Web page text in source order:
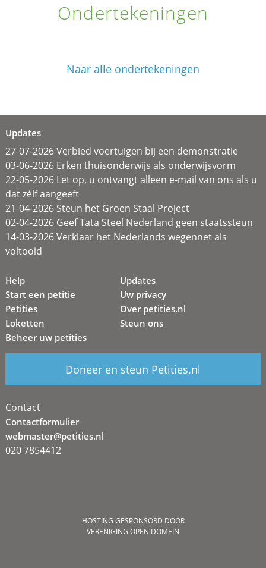
Ondertekeningen
Naar alle ondertekeningen
Updates
27-07-2026 Verbied voertuigen bij een demonstratie
03-06-2026 Erken thuisonderwijs als onderwijsvorm
22-05-2026 Let op, u ontvangt alleen e-mail van ons als u
dat zélf aangeeft
21-04-2026 Steun het Groen Staal Project
02-04-2026 Geef Tata Steel Nederland geen staatssteun
14-03-2026 Verklaar het Nederlands wegennet als
voltooid
Help
Start een petitie
Petities
Loketten
Beheer uw petities
Updates
Uw privacy
Over petities.nl
Steun ons
Doneer en steun Petities.nl
Contact
Contactformulier
webmaster@petities.nl
020 7854412
HOSTING GESPONSORD DOOR
VERENIGING OPEN DOMEIN